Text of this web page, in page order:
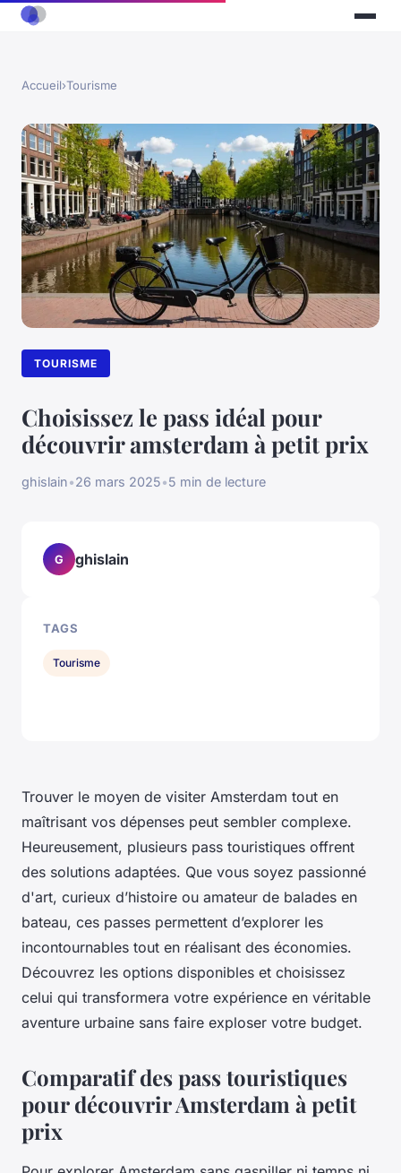
Accueil›Tourisme
TOURISME
Choisissez le pass idéal pour
découvrir amsterdam à petit prix
ghislain•26 mars 2025•5 min de lecture
Trouver le moyen de visiter Amsterdam tout en
maîtrisant vos dépenses peut sembler complexe.
Heureusement, plusieurs pass touristiques offrent
des solutions adaptées. Que vous soyez passionné
d'art, curieux d’histoire ou amateur de balades en
bateau, ces passes permettent d’explorer les
incontournables tout en réalisant des économies.
Découvrez les options disponibles et choisissez
celui qui transformera votre expérience en véritable
aventure urbaine sans faire exploser votre budget.
Comparatif des pass touristiques
pour découvrir Amsterdam à petit
prix
G ghislain
TAGS
Tourisme